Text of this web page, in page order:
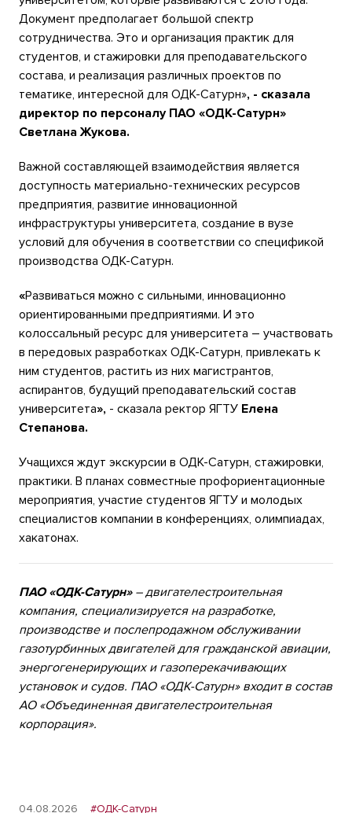
Документ предполагает большой спектр
сотрудничества. Это и организация практик для
студентов, и стажировки для преподавательского
состава, и реализация различных проектов по
тематике, интересной для ОДК-Сатурн», - сказала
директор по персоналу ПАО «ОДК-Сатурн»
Светлана Жукова.
Важной составляющей взаимодействия является
доступность материально-технических ресурсов
предприятия, развитие инновационной
инфраструктуры университета, создание в вузе
условий для обучения в соответствии со спецификой
производства ОДК-Сатурн.
«Развиваться можно с сильными, инновационно
ориентированными предприятиями. И это
колоссальный ресурс для университета – участвовать
в передовых разработках ОДК-Сатурн, привлекать к
ним студентов, растить из них магистрантов,
аспирантов, будущий преподавательский состав
университета», - сказала ректор ЯГТУ Елена
Степанова.
Учащихся ждут экскурсии в ОДК-Сатурн, стажировки,
практики. В планах совместные профориентационные
мероприятия, участие студентов ЯГТУ и молодых
специалистов компании в конференциях, олимпиадах,
хакатонах.
ПАО «ОДК-Сатурн»– двигателестроительная
компания, специализируется на разработке,
производстве и послепродажном обслуживании
газотурбинных двигателей для гражданской авиации,
энергогенерирующих и газоперекачивающих
установок и судов. ПАО «ОДК-Сатурн» входит в состав
АО «Объединенная двигателестроительная
корпорация».
04.08.2026 #ОДК-Сатурн